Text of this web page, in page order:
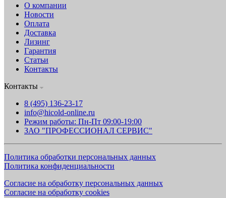
О компании
Новости
Оплата
Доставка
Лизинг
Гарантия
Статьи
Контакты
Контакты
8 (495) 136-23-17
info@hicold-online.ru
Режим работы: Пн-Пт 09:00-19:00
ЗАО "ПРОФЕССИОНАЛ СЕРВИС"
Политика обработки персональных данных
Политика конфиденциальности
Согласие на обработку персональных данных
Согласие на обработку cookies